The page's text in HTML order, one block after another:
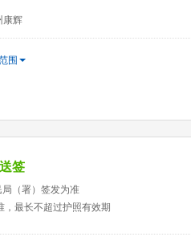
康辉
围
签
（署）签发为准
，最长不超过护照有效期